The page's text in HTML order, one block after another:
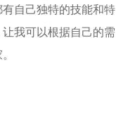
自己独特的技能和特
我可以根据自己的需